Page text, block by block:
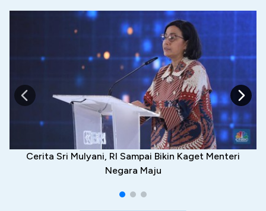
Cerita Sri Mulyani, RI Sampai Bikin Kaget Menteri
Negara Maju